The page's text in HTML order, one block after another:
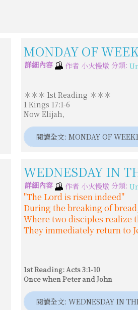
MONDAY OF
詳細內容 作者 小火慢燉 分類:
＊＊＊ 1st Reading ＊＊＊
1 Kings 17:1-6
Now Elijah,
閱讀全文: MONDAY OF
WEDNESDAY IN
詳細內容 作者 小火慢燉 分類:
"The Lord is risen indeed"
During the breaking of
Where two disciples realize
They immediately return to
1st Reading: Acts 3:1-10
Once when Peter and John
閱讀全文: WEDNESDAY IN